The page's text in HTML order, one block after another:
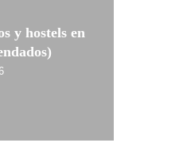
y hostels en